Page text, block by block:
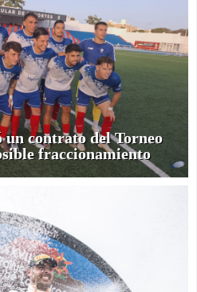
contrato del Torneo
fraccionamiento